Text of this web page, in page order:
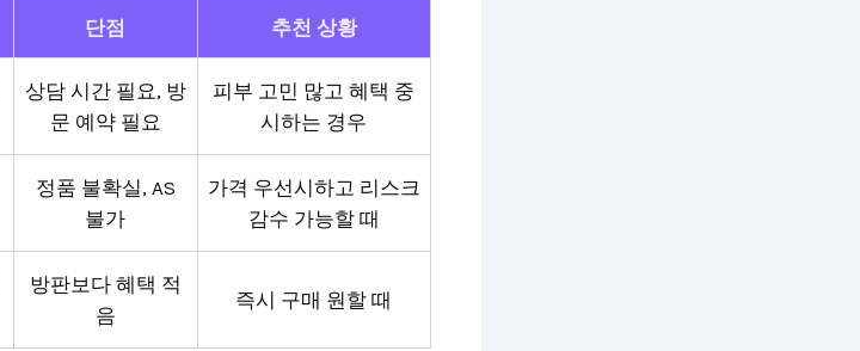
단점 추천 상황
상담 시간 필요, 방
문 예약 필요
피부 고민 많고 혜택 중
시하는 경우
정품 불확실, AS
불가
가격 우선시하고 리스크
감수 가능할 때
방판보다 혜택 적
음
즉시 구매 원할 때